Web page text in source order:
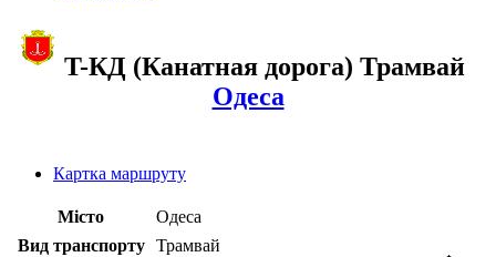
T-КД (Канатная дорога) Трамвай
Одеса
Картка маршруту
Місто
Одеса
Вид транспорту
Трамвай